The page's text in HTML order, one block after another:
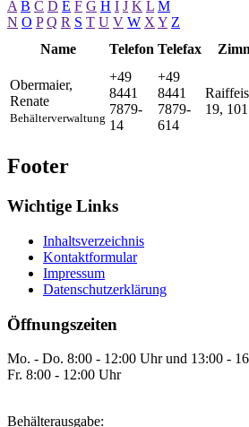
A B C D E F G H I J K L M
N O P Q R S T U V W XY Z
Name
Telefon Telefax
Obermaier,
Renate
Behälterverwaltung
+49
8441
7879-
14
+49
8441
7879-
614
19, 101
Footer
Wichtige Links
Inhaltsverzeichnis
Kontaktformular
Impressum
Datenschutzerklärung
Öffnungszeiten
Mo. - Do. 8:00 - 12:00 Uhr und 13:00 -
Fr. 8:00 - 12:00 Uhr
Behälterausgabe: